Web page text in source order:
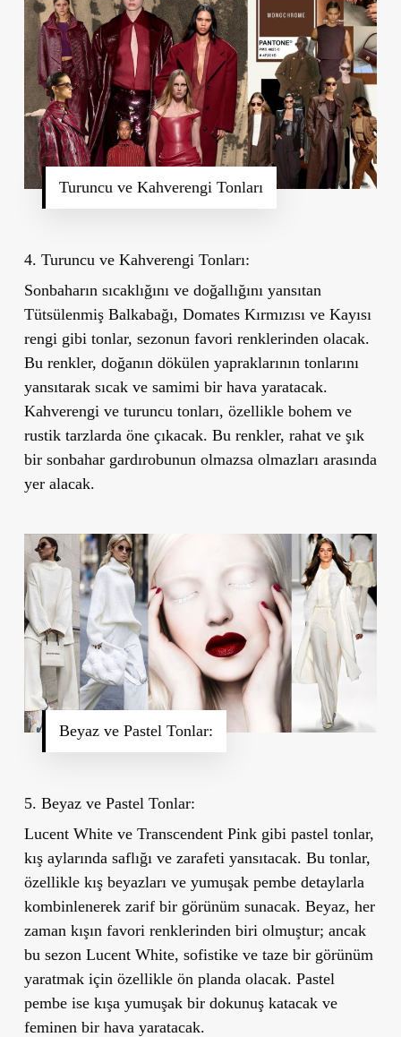
Turuncu ve Kahverengi Tonları
4. Turuncu ve Kahverengi Tonları:
Sonbaharın sıcaklığını ve doğallığını yansıtan
Tütsülenmiş Balkabağı, Domates Kırmızısı ve Kayısı
rengi gibi tonlar, sezonun favori renklerinden olacak.
Bu renkler, doğanın dökülen yapraklarının tonlarını
yansıtarak sıcak ve samimi bir hava yaratacak.
Kahverengi ve turuncu tonları, özellikle bohem ve
rustik tarzlarda öne çıkacak. Bu renkler, rahat ve şık
bir sonbahar gardırobunun olmazsa olmazları arasında
yer alacak.
Beyaz ve Pastel Tonlar:
5. Beyaz ve Pastel Tonlar:
Lucent Whiteve Transcendent Pinkgibi pastel tonlar,
kış aylarında saflığı ve zarafeti yansıtacak. Bu tonlar,
özellikle kış beyazları ve yumuşak pembe detaylarla
kombinlenerek zarif bir görünüm sunacak. Beyaz, her
zaman kışın favori renklerinden biri olmuştur; ancak
bu sezon Lucent White, sofistike ve taze bir görünüm
yaratmak için özellikle ön planda olacak. Pastel
pembe ise kışa yumuşak bir dokunuş katacak ve
feminen bir hava yaratacak.